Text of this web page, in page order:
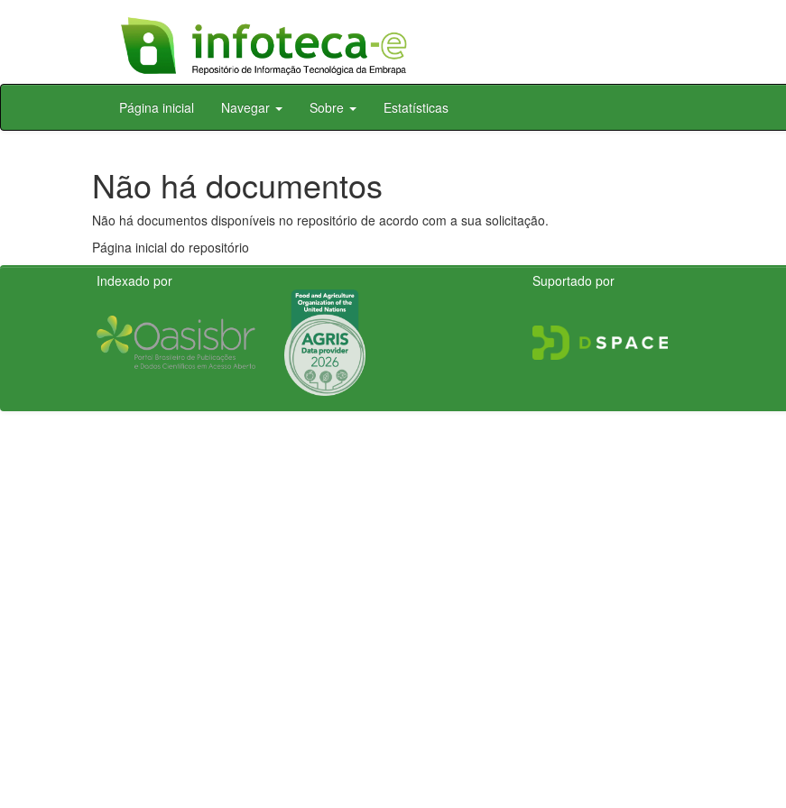
Skip
Página inicial Navegar Sobre Estatísticas
Não há documentos
Não há documentos disponíveis no repositório de acordo com a sua solicitação.
Página inicial do repositório
Indexado por
Suportado por